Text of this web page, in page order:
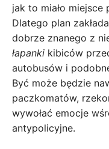
jak to miało
Dlatego plan
dobrze znanego z
łapanki kibiców
autobusów i
Być może będzie
paczkomatów,
wywołać emocje
antypolicyjne.